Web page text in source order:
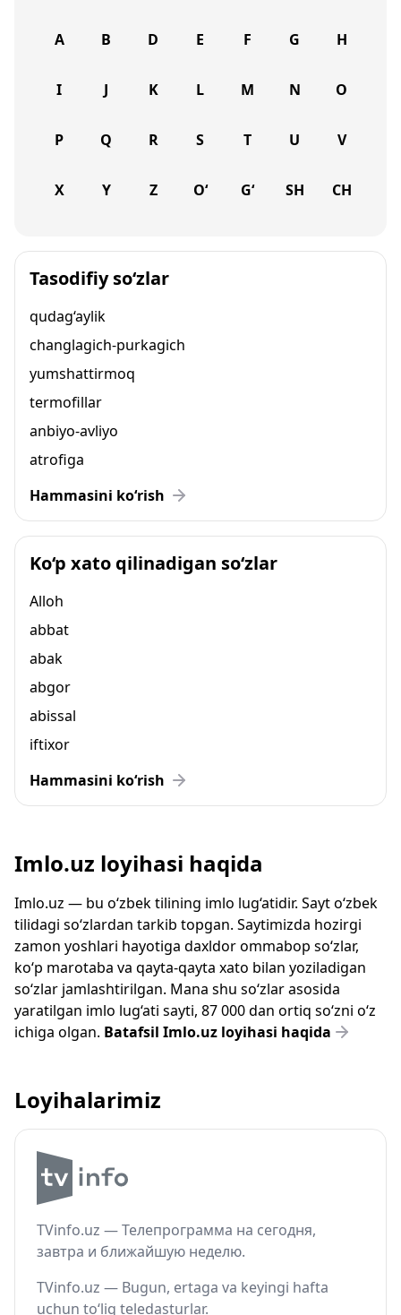
A B D E F G H
I J K L M N O
P Q R S T U V
X Y Z O‘ G‘ SH CH
Tasodifiy so‘zlar
qudag‘aylik
changlagich-purkagich
yumshattirmoq
termofillar
anbiyo-avliyo
atrofiga
Hammasini ko‘rish
Ko‘p xato qilinadigan so‘zlar
Alloh
abbat
abak
abgor
abissal
iftixor
Hammasini ko‘rish
Imlo.uz loyihasi haqida
Imlo.uz — bu o‘zbek tilining imlo lug‘atidir. Sayt o‘zbek
tilidagi so‘zlardan tarkib topgan. Saytimizda hozirgi
zamon yoshlari hayotiga daxldor ommabop so‘zlar,
ko‘p marotaba va qayta-qayta xato bilan yoziladigan
so‘zlar jamlashtirilgan. Mana shu so‘zlar asosida
yaratilgan imlo lug‘ati sayti, 87 000 dan ortiq so‘zni o‘z
ichiga olgan. Batafsil Imlo.uz loyihasi haqida
Loyihalarimiz
TVinfo.uz — Телепрограмма на сегодня,
завтра и ближайшую неделю.
TVinfo.uz — Bugun, ertaga va keyingi hafta
uchun to‘liq teledasturlar.